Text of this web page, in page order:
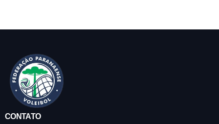
CONTATO